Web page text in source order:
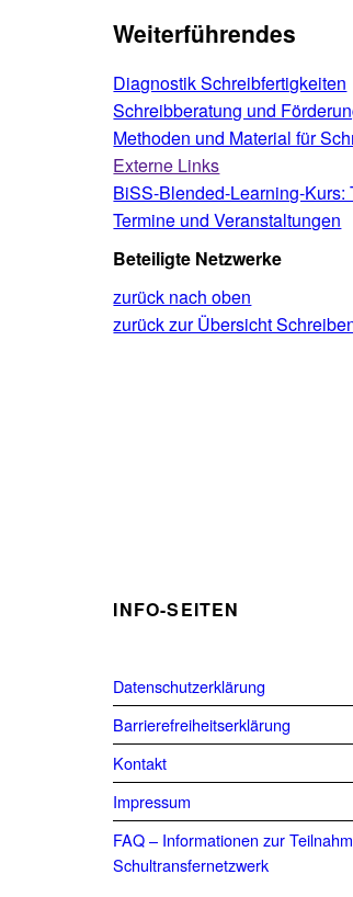
Weiterführendes
Diagnostik Schreibfertigkeiten
Schreibberatung und
Methoden und Material für
Externe Links
BiSS-Blended-Learning-
Termine und Veranstaltungen
Beteiligte Netzwerke
zurück nach oben
zurück zur Übersicht
INFO-SEITEN
Datenschutzerklärung
Barrierefreiheitserklärung
Kontakt
Impressum
FAQ – Informationen zur
Schultransfernetzwerk